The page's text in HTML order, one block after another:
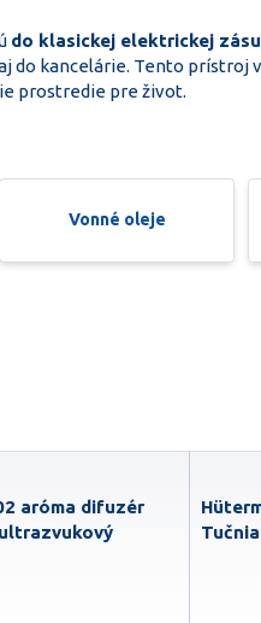
do klasickej elektrickej
do kancelárie. Tento prístroj
prostredie pre život.
Vonné oleje
aróma difuzér